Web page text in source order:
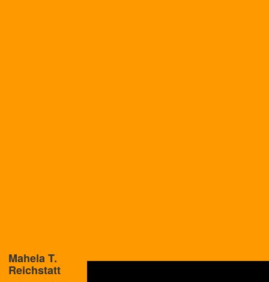
Mahela T.
Reichstatt